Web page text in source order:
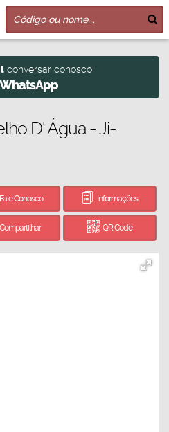
conversar conosco
WhatsApp
D' Água - Ji-
Fale Conosco Informações
Compartilhar QR Code